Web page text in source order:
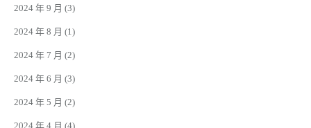
2024 年 9 月 (3)
2024 年 8 月 (1)
2024 年 7 月 (2)
2024 年 6 月 (3)
2024 年 5 月 (2)
2024 年 4 月 (4)